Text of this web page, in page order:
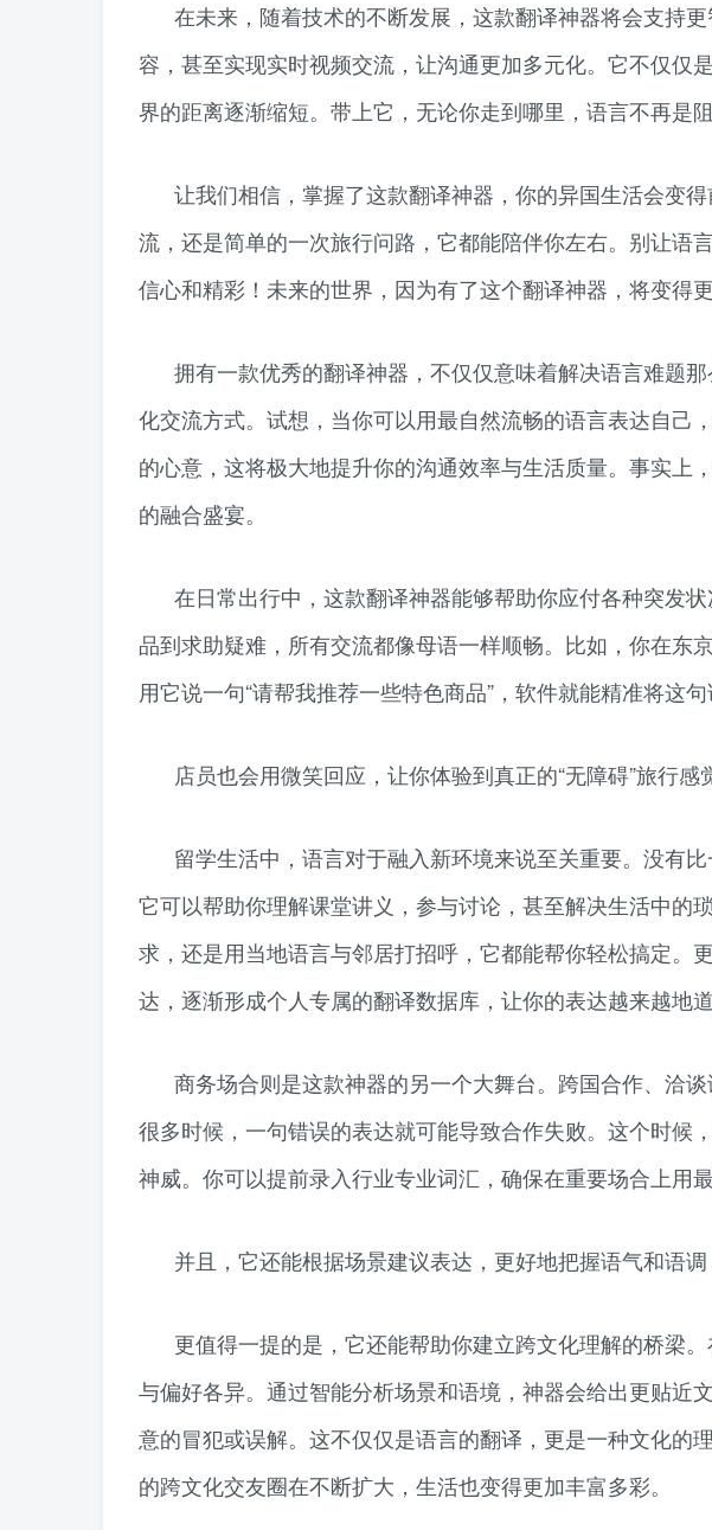
在未来，随着技术的不断发展，这款翻译神器将会支持
容，甚至实现实时视频交流，让沟通更加多元化。它不仅仅
界的距离逐渐缩短。带上它，无论你走到哪里，语言不再是
让我们相信，掌握了这款翻译神器，你的异国生活会变
流，还是简单的一次旅行问路，它都能陪伴你左右。别让语
信心和精彩！未来的世界，因为有了这个翻译神器，将变得更
拥有一款优秀的翻译神器，不仅仅意味着解决语言难题
化交流方式。试想，当你可以用最自然流畅的语言表达自己
的心意，这将极大地提升你的沟通效率与生活质量。事实上
的融合盛宴。
在日常出行中，这款翻译神器能够帮助你应付各种突发
品到求助疑难，所有交流都像母语一样顺畅。比如，你在东
用它说一句“请帮我推荐一些特色商品”，软件就能精准将这
店员也会用微笑回应，让你体验到真正的“无障碍”旅行感
留学生活中，语言对于融入新环境来说至关重要。没有
它可以帮助你理解课堂讲义，参与讨论，甚至解决生活中的
求，还是用当地语言与邻居打招呼，它都能帮你轻松搞定。
达，逐渐形成个人专属的翻译数据库，让你的表达越来越地道
商务场合则是这款神器的另一个大舞台。跨国合作、洽谈
很多时候，一句错误的表达就可能导致合作失败。这个时候
神威。你可以提前录入行业专业词汇，确保在重要场合上用
并且，它还能根据场景建议表达，更好地把握语气和语调
更值得一提的是，它还能帮助你建立跨文化理解的桥梁
与偏好各异。通过智能分析场景和语境，神器会给出更贴近
意的冒犯或误解。这不仅仅是语言的翻译，更是一种文化的
的跨文化交友圈在不断扩大，生活也变得更加丰富多彩。